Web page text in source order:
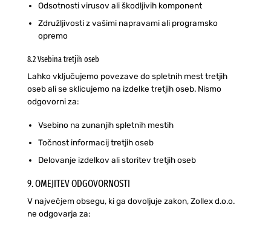
Odsotnosti virusov ali škodljivih komponent
Združljivosti z vašimi napravami ali programsko
opremo
8.2 Vsebina tretjih oseb
Lahko vključujemo povezave do spletnih mest tretjih
oseb ali se sklicujemo na izdelke tretjih oseb. Nismo
odgovorni za:
Vsebino na zunanjih spletnih mestih
Točnost informacij tretjih oseb
Delovanje izdelkov ali storitev tretjih oseb
9. OMEJITEV ODGOVORNOSTI
V največjem obsegu, ki ga dovoljuje zakon, Zollex d.o.o.
ne odgovarja za: